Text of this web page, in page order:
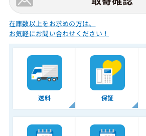
在庫数以上をお求めの方は、
お気軽にお問い合わせください！
送料 保証